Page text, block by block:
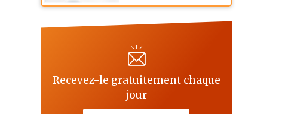
Recevez-le gratuitement chaque
jour